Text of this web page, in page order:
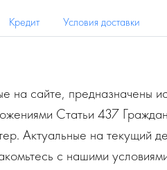
Кредит Условия доставки
сайте, предназначены
Статьи 437
Актуальные на текущий
с нашими